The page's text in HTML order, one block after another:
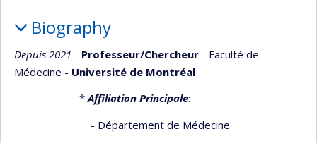
Biography
Depuis 2021 - Professeur/Chercheur - Faculté de
Médecine - Université de Montréal
*Affiliation Principale:
- Département de Médecine